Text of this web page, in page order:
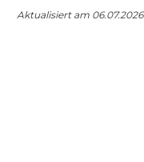
Aktualisiert am 06.07.2026